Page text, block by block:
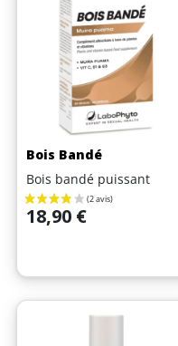
(3 avis)
Bois Bandé
Bois bandé puissant
Prix
18,90 €